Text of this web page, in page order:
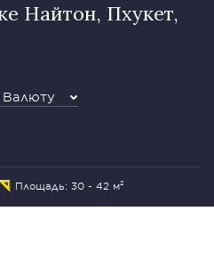
Найтон, Пхукет,
Площадь: 30 - 42 м²